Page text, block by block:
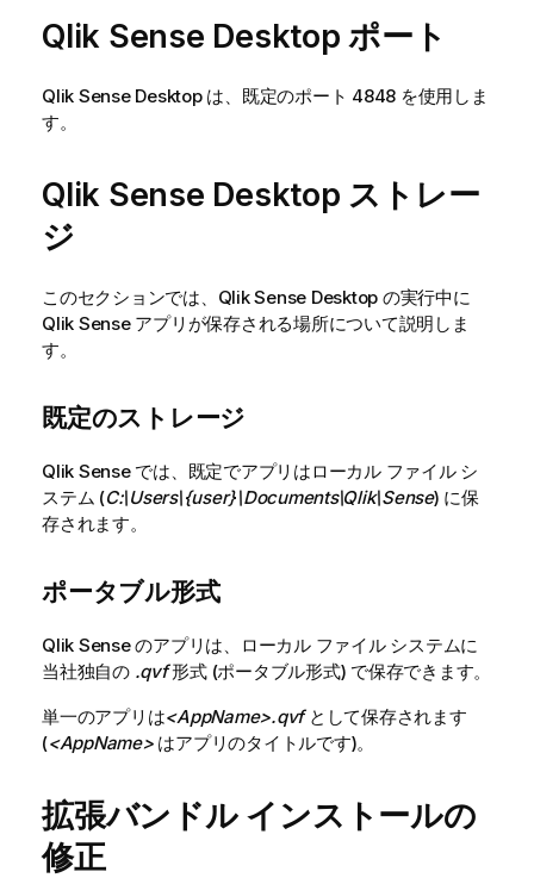
Qlik Sense Desktop ポート
Qlik Sense Desktopは、既定のポート 4848 を使用しま
す。
Qlik Sense Desktop ストレー
ジ
このセクションでは、 Qlik Sense Desktop の実行中に
Qlik Senseアプリが保存される場所について説明しま
す。
既定のストレージ
Qlik Senseでは、既定でアプリはローカル ファイル シ
ステム (C:\Users\{user}\Documents\Qlik\Sense) に保
存されます。
ポータブル形式
Qlik Senseのアプリは、ローカル ファイル システムに
当社独自の .qvf形式 (ポータブル形式) で保存できます。
単一のアプリは<AppName>.qvfとして保存されます
(<AppName>はアプリのタイトルです)。
拡張バンドル インストールの
修正